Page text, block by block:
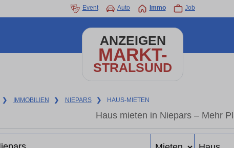
Event Auto Immo Job
ANZEIGEN
MARKT-
STRALSUND
❯ IMMOBILIEN ❯ NIEPARS ❯ HAUS-MIETEN
Haus mieten in Niepars – Mehr